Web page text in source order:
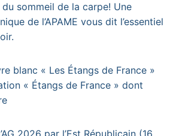
sommeil de la carpe! Une
de l’APAME vous dit l’essentiel
blanc « Les Étangs de France »
« Étangs de France » dont
2026 par l’Est Républicain (16